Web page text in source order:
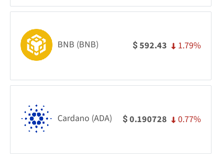
BNB (BNB) $592.43 1.79%
Cardano (ADA) $0.190728 0.77%